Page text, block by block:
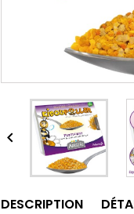

DESCRIPTION